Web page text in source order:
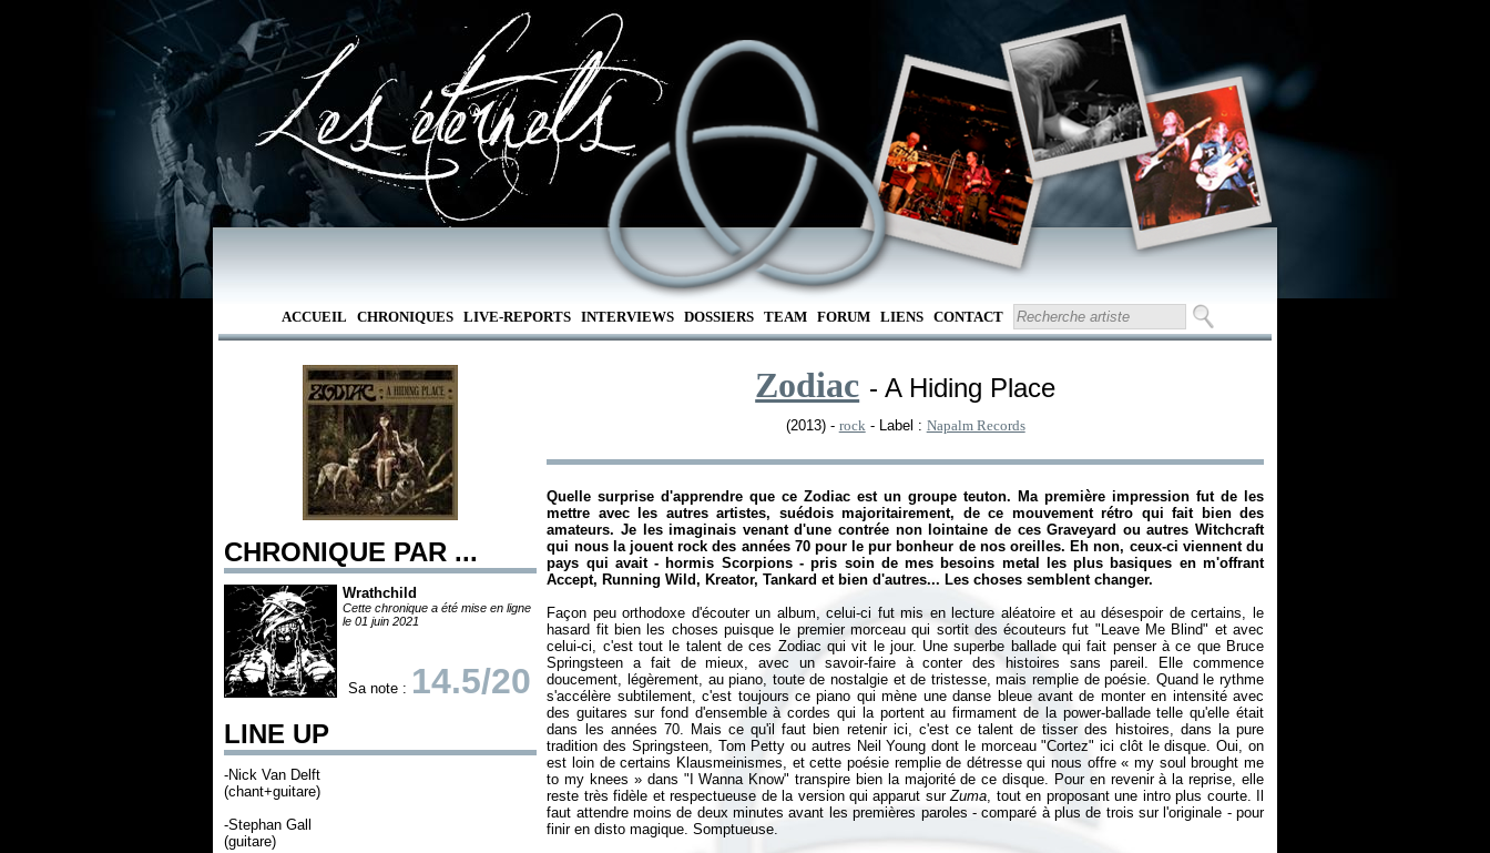
ACCUEIL CHRONIQUES LIVE-REPORTS INTERVIEWS DOSSIERS TEAM FORUM LIENS CONTACT
CHRONIQUE PAR ...
Wrathchild
Cette chronique a été mise en ligne
le 01 juin 2021
Sa note : 14.5/20
LINE UP
-Nick Van Delft
(chant+guitare)
-Stephan Gall
(guitare)
Zodiac - A Hiding Place
(2013) - rock - Label : Napalm Records
Quelle surprise d'apprendre que ce Zodiac est un groupe teuton. Ma première impression fut de les
mettre avec les autres artistes, suédois majoritairement, de ce mouvement rétro qui fait bien des
amateurs. Je les imaginais venant d'une contrée non lointaine de ces Graveyard ou autres Witchcraft
qui nous la jouent rock des années 70 pour le pur bonheur de nos oreilles. Eh non, ceux-ci viennent du
pays qui avait - hormis Scorpions - pris soin de mes besoins metal les plus basiques en m'offrant
Accept, Running Wild, Kreator, Tankard et bien d'autres... Les choses semblent changer.
Façon peu orthodoxe d'écouter un album, celui-ci fut mis en lecture aléatoire et au désespoir de certains, le
hasard fit bien les choses puisque le premier morceau qui sortit des écouteurs fut "Leave Me Blind" et avec
celui-ci, c'est tout le talent de ces Zodiac qui vit le jour. Une superbe ballade qui fait penser à ce que Bruce
Springsteen a fait de mieux, avec un savoir-faire à conter des histoires sans pareil. Elle commence
doucement, légèrement, au piano, toute de nostalgie et de tristesse, mais remplie de poésie. Quand le rythme
s'accélère subtilement, c'est toujours ce piano qui mène une danse bleue avant de monter en intensité avec
des guitares sur fond d'ensemble à cordes qui la portent au firmament de la power-ballade telle qu'elle était
dans les années 70. Mais ce qu'il faut bien retenir ici, c'est ce talent de tisser des histoires, dans la pure
tradition des Springsteen, Tom Petty ou autres Neil Young dont le morceau "Cortez" ici clôt le disque. Oui, on
est loin de certains Klausmeinismes, et cette poésie remplie de détresse qui nous offre «my soul brought me
to my knees » dans "I Wanna Know" transpire bien la majorité de ce disque. Pour en revenir à la reprise, elle
reste très fidèle et respectueuse de la version qui apparut surZuma, tout en proposant une intro plus courte. Il
faut attendre moins de deux minutes avant les premières paroles - comparé à plus de trois sur l'originale - pour
finir en disto magique. Somptueuse.